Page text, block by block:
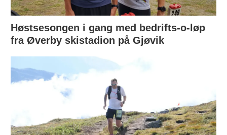
Høstsesongen i gang med bedrifts-o-løp
fra Øverby skistadion på Gjøvik